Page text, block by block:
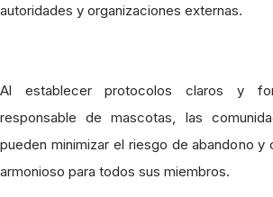
autoridades y organizaciones externas.
Al establecer protocolos claros y
responsable de mascotas, las
pueden minimizar el riesgo de abandono y
armonioso para todos sus miembros.